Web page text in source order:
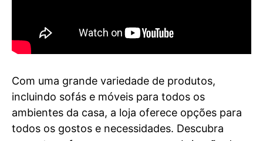
Com uma grande variedade de produtos,
incluindo sofás e móveis para todos os
ambientes da casa, a loja oferece opções para
todos os gostos e necessidades. Descubra